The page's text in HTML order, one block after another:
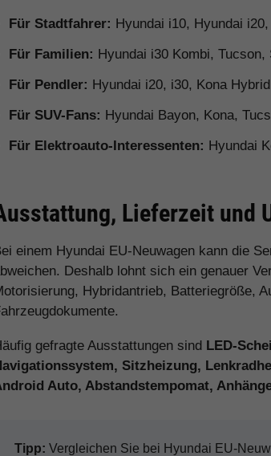
Für Stadtfahrer: Hyundai i10, Hyundai
Für Familien: Hyundai i30 Kombi, Tucson,
Für Pendler: Hyundai i20, i30, Kona
Für SUV-Fans: Hyundai Bayon, Kona,
Für Elektroauto-Interessenten: Hyundai
Lieferzeit und
einem Hyundai EU-Neuwagen kann die
Deshalb lohnt sich ein genauer
Hybridantrieb, Batteriegröße,
gefragte Ausstattungen sind LED-
Sitzheizung,
Auto, Abstandstempomat,
Tipp: Vergleichen Sie bei Hyundai EU-